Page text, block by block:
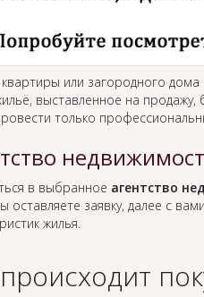
квартиры или загородного
выставленное на продажу,
только
в выбранное агентство
оставляете заявку, далее с
жилья.